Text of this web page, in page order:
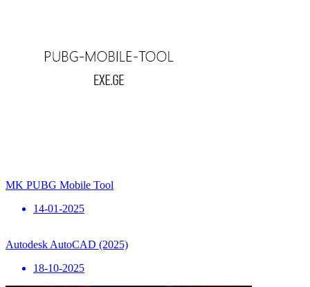
MK PUBG Mobile Tool
14-01-2025
Autodesk AutoCAD (2025)
18-10-2025